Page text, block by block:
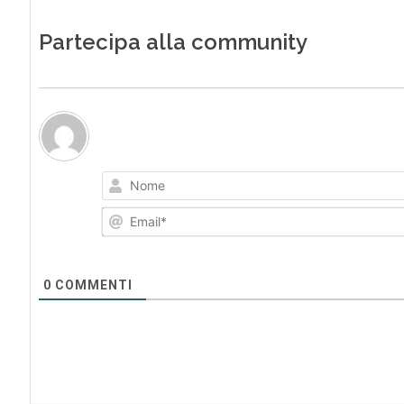
Partecipa alla community
0 COMMENTI